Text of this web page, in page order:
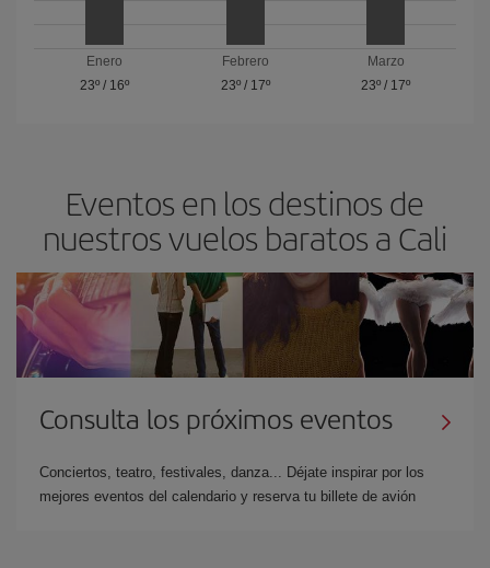
Enero
23º/ 16º
Febrero
23º/ 17º
Marzo
23º / 17º
Eventos en los destinos de
nuestros vuelos baratos a Cali
Consulta los próximos eventos
Conciertos, teatro, festivales, danza... Déjate inspirar por los
mejores eventos del calendario y reserva tu billete de avión